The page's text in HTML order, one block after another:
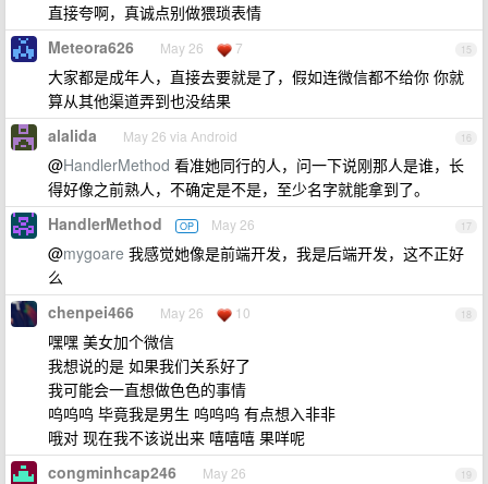
直接夸啊，真诚点别做猥琐表情
15
Meteora626 May 26 7
大家都是成年人，直接去要就是了，假如连微信都不给你 你就
算从其他渠道弄到也没结果
16
alalida May 26 via Android
@HandlerMethod 看准她同行的人，问一下说刚那人是谁，长
得好像之前熟人，不确定是不是，至少名字就能拿到了。
17
HandlerMethod OP May 26
@mygoare 我感觉她像是前端开发，我是后端开发，这不正好
么
18
chenpei466 May 26 10
嘿嘿 美女加个微信
我想说的是 如果我们关系好了
我可能会一直想做色色的事情
呜呜呜 毕竟我是男生 呜呜呜 有点想入非非
哦对 现在我不该说出来 嘻嘻嘻 果咩呢
19
congminhcap246 May 26